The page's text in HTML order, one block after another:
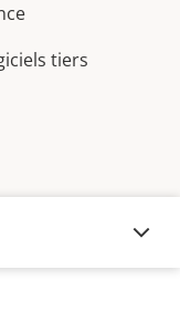
tiers